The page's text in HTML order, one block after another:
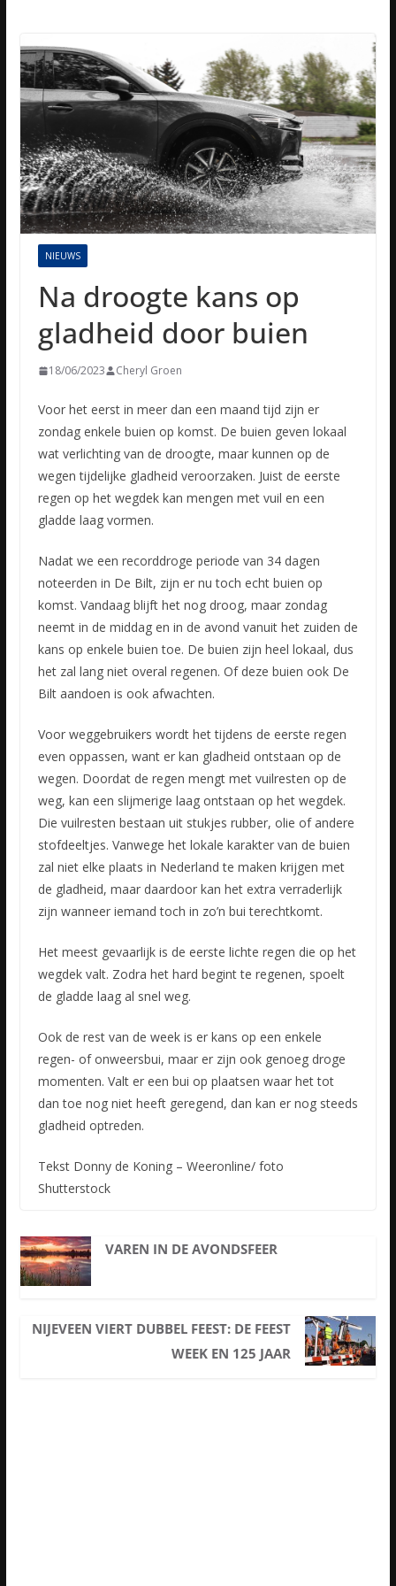
NIEUWS
Na droogte kans op
gladheid door buien
18/06/2023 Cheryl Groen
Voor het eerst in meer dan een maand tijd zijn er
zondag enkele buien op komst. De buien geven lokaal
wat verlichting van de droogte, maar kunnen op de
wegen tijdelijke gladheid veroorzaken. Juist de eerste
regen op het wegdek kan mengen met vuil en een
gladde laag vormen.
Nadat we een recorddroge periode van 34 dagen
noteerden in De Bilt, zijn er nu toch echt buien op
komst. Vandaag blijft het nog droog, maar zondag
neemt in de middag en in de avond vanuit het zuiden de
kans op enkele buien toe. De buien zijn heel lokaal, dus
het zal lang niet overal regenen. Of deze buien ook De
Bilt aandoen is ook afwachten.
Voor weggebruikers wordt het tijdens de eerste regen
even oppassen, want er kan gladheid ontstaan op de
wegen. Doordat de regen mengt met vuilresten op de
weg, kan een slijmerige laag ontstaan op het wegdek.
Die vuilresten bestaan uit stukjes rubber, olie of andere
stofdeeltjes. Vanwege het lokale karakter van de buien
zal niet elke plaats in Nederland te maken krijgen met
de gladheid, maar daardoor kan het extra verraderlijk
zijn wanneer iemand toch in zo’n bui terechtkomt.
Het meest gevaarlijk is de eerste lichte regen die op het
wegdek valt. Zodra het hard begint te regenen, spoelt
de gladde laag al snel weg.
Ook de rest van de week is er kans op een enkele
regen- of onweersbui, maar er zijn ook genoeg droge
momenten. Valt er een bui op plaatsen waar het tot
dan toe nog niet heeft geregend, dan kan er nog steeds
gladheid optreden.
Tekst Donny de Koning – Weeronline/ foto
Shutterstock
VAREN IN DE AVONDSFEER
NIJEVEEN VIERT DUBBEL FEEST: DE FEEST
WEEK EN 125 JAAR